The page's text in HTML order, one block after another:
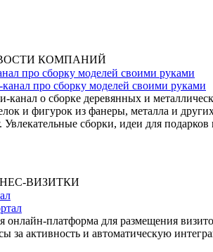
КОМПАНИЙ
про сборку моделей своими руками
о сборке деревянных и
и фигурок из фанеры, металла и
сборки, идеи для
ВИЗИТКИ
онлайн-платформа для размещения
за активность и автоматическую